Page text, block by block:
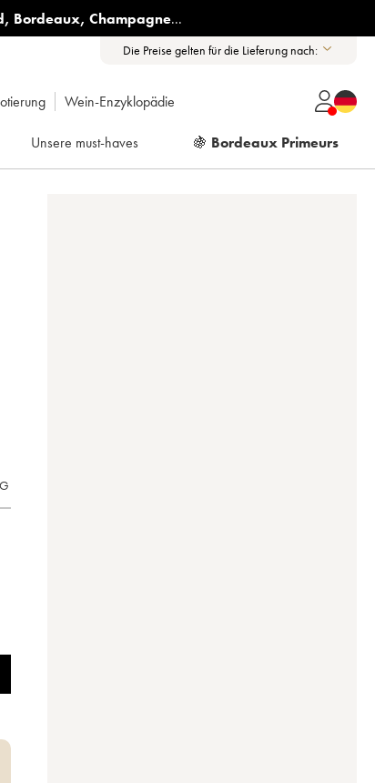
, Bordeaux, Champagne...
Die Preise gelten für die Lieferung nach:
Wein-Enzyklopädie
Unsere must-haves 🍇 Bordeaux Primeurs